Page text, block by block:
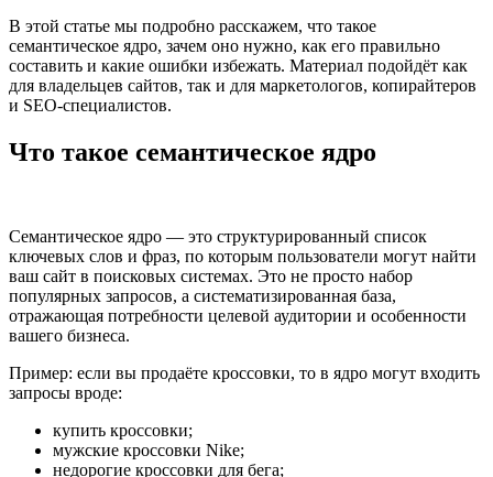
В этой статье мы подробно расскажем, что такое
семантическое ядро, зачем оно нужно, как его правильно
составить и какие ошибки избежать. Материал подойдёт как
для владельцев сайтов, так и для маркетологов, копирайтеров
и SEO-специалистов.
Что такое семантическое ядро
Семантическое ядро — это структурированный список
ключевых слов и фраз, по которым пользователи могут найти
ваш сайт в поисковых системах. Это не просто набор
популярных запросов, а систематизированная база,
отражающая потребности целевой аудитории и особенности
вашего бизнеса.
Пример: если вы продаёте кроссовки, то в ядро могут входить
запросы вроде:
купить кроссовки;
мужские кроссовки Nike;
недорогие кроссовки для бега;